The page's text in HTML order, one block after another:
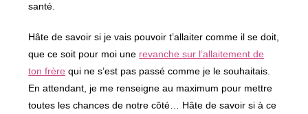
santé.
Hâte de savoir si je vais pouvoir t’allaiter comme il se doit,
que ce soit pour moi une revanche sur l’allaitement de
ton frère qui ne s’est pas passé comme je le souhaitais.
En attendant, je me renseigne au maximum pour mettre
toutes les chances de notre côté… Hâte de savoir si à ce